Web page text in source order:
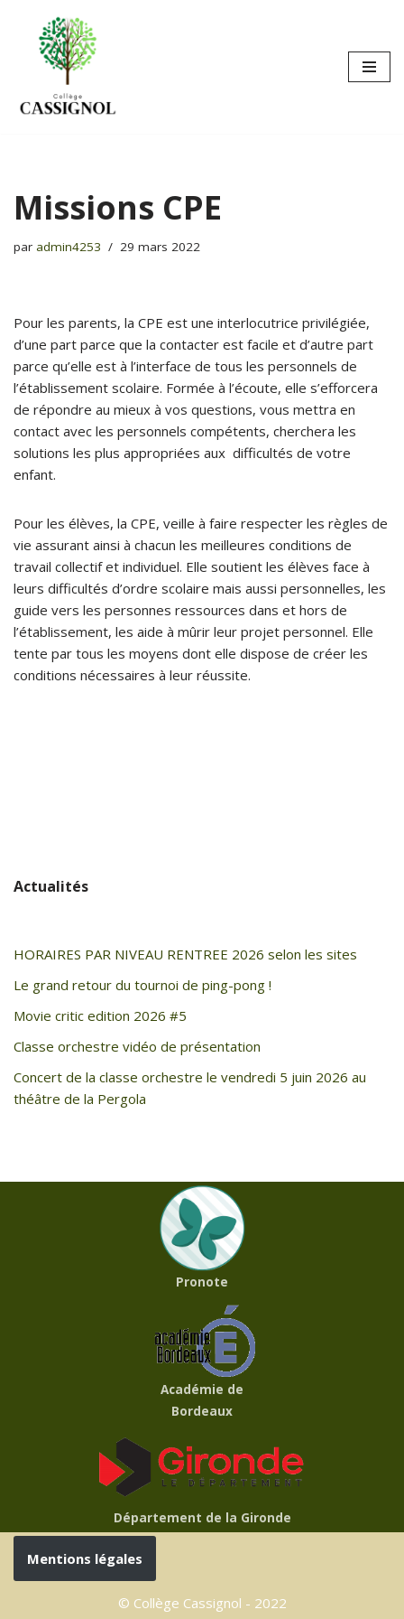
Aller
contenu
Missions CPE
par admin4253 29 mars 2022
Pour les parents, la CPE est une interlocutrice privilégiée,
d’une part parce que la contacter est facile et d’autre part
parce qu’elle est à l’interface de tous les personnels de
l’établissement scolaire. Formée à l’écoute, elle s’efforcera
de répondre au mieux à vos questions, vous mettra en
contact avec les personnels compétents, cherchera les
solutions les plus appropriées aux difficultés de votre
enfant.
Pour les élèves, la CPE, veille à faire respecter les règles de
vie assurant ainsi à chacun les meilleures conditions de
travail collectif et individuel. Elle soutient les élèves face à
leurs difficultés d’ordre scolaire mais aussi personnelles, les
guide vers les personnes ressources dans et hors de
l’établissement, les aide à mûrir leur projet personnel. Elle
tente par tous les moyens dont elle dispose de créer les
conditions nécessaires à leur réussite.
Actualités
HORAIRES PAR NIVEAU RENTREE 2026 selon les sites
Le grand retour du tournoi de ping-pong !
Movie critic edition 2026 #5
Classe orchestre vidéo de présentation
Concert de la classe orchestre le vendredi 5 juin 2026 au
théâtre de la Pergola
Pronote
Académie de
Bordeaux
Département de la Gironde
Mentions légales
© Collège Cassignol - 2022